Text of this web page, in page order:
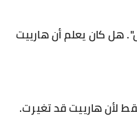
هل كان يعلم أن هارييت
لأن هارييت قد تغيرت.